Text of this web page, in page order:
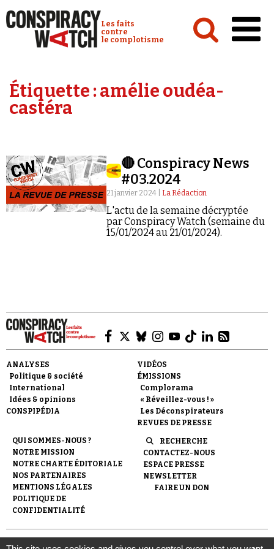
Conspiracy Watch :
Les faits
contre
le complotisme
Analyses
Émissions
Revues de presse
Faire un don
Demander à Vera
Étiquette :amélie oudéa-
castéra
🔴 Conspiracy News
#03.2024
21 janvier 2024 | La Rédaction
L'actu de la semaine décryptée
par Conspiracy Watch (semaine du
15/01/2024 au 21/01/2024).
ANALYSES
Politique & société
International
Idées & opinions
CONSPIPÉDIA
VIDÉOS
ÉMISSIONS
Complorama
« Réveillez-vous ! »
Les Déconspirateurs
REVUES DE PRESSE
QUI SOMMES-NOUS ?
NOTRE MISSION
NOTRE CHARTE ÉDITORIALE
NOS PARTENAIRES
MENTIONS LÉGALES
POLITIQUE DE
CONFIDENTIALITÉ
RECHERCHE
CONTACTEZ-NOUS
ESPACE PRESSE
NEWSLETTER
FAIRE UN DON
© 2007- 2026 Conspiracy Watch | Une réalisation de